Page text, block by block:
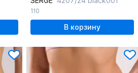
110
В корзину